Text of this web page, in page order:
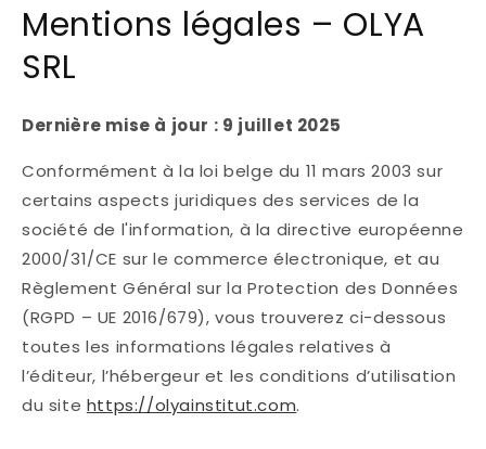
Mentions légales – OLYA
SRL
Dernière mise à jour : 9 juillet 2025
Conformément à la loi belge du 11 mars 2003 sur
certains aspects juridiques des services de la
société de l'information, à la directive européenne
2000/31/CE sur le commerce électronique, et au
Règlement Général sur la Protection des Données
(RGPD – UE 2016/679), vous trouverez ci-dessous
toutes les informations légales relatives à
l’éditeur, l’hébergeur et les conditions d’utilisation
du site https://olyainstitut.com.